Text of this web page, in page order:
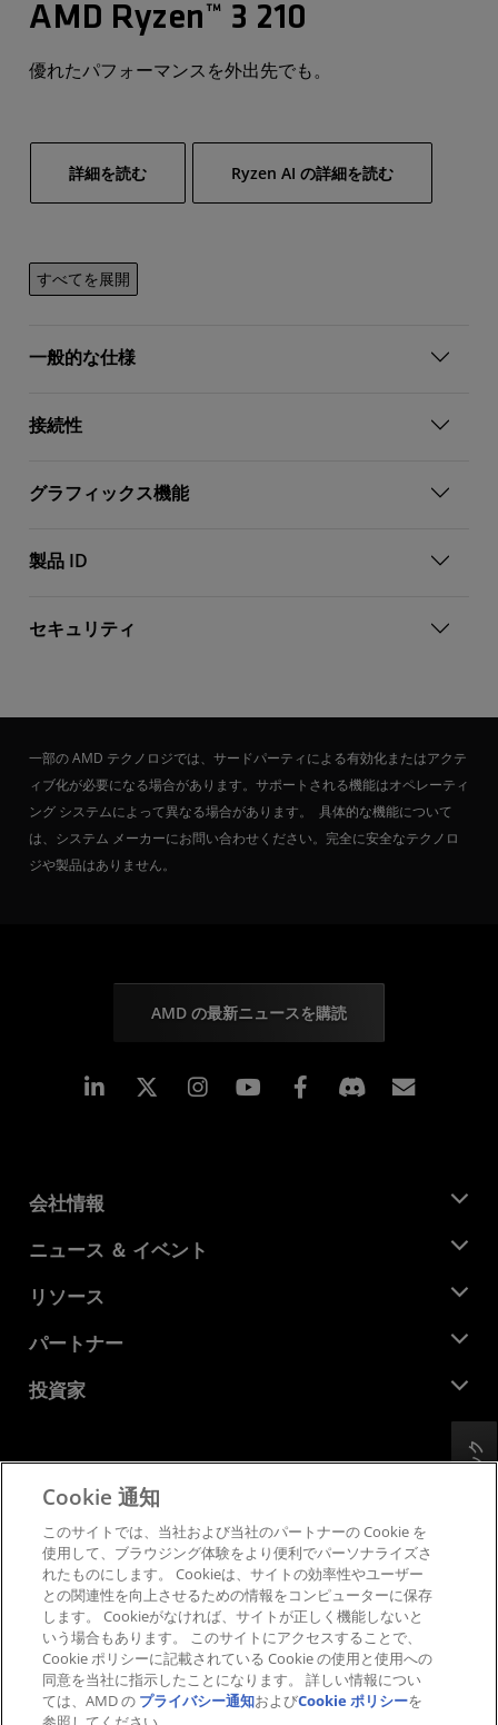
AMD Ryzen™ 3 210
優れたパフォーマンスを外出先でも。
詳細を読む Ryzen AI の詳細を読む
すべてを展開
一般的な仕様
接続性
グラフィックス機能
製品 ID
セキュリティ
一部の AMD テクノロジでは、サードパーティによる有効化またはアクテ
ィブ化が必要になる場合があります。サポートされる機能はオペレーティ
ング システムによって異なる場合があります。 具体的な機能について
は、システム メーカーにお問い合わせください。完全に安全なテクノロ
ジや製品はありません。
AMD の最新ニュースを購読
Linkedin Instagram Facebook
会社情報
AMD について
企業責任
キャリア
お問い合わせ
ニュース ＆ イベント
ニュースルーム
メディア ライブラリ
リソース
デベロッパー セントラル
ケース スタディ
パートナー
AMD パートナー ハブ
投資家
財務情報
取締役会
SEC 提出書類
プライバシー
商標
サプライ チェーンの透明性
公正でオープンな競争
英国税務戦略
Cookie ポリシー
Cookie の設定
フィードバック
Cookie 通知
このサイトでは、当社および当社のパートナーの Cookie を
使用して、ブラウジング体験をより便利でパーソナライズさ
れたものにします。 Cookieは、サイトの効率性やユーザー
との関連性を向上させるための情報をコンピューターに保存
します。 Cookieがなければ、サイトが正しく機能しないと
いう場合もあります。 このサイトにアクセスすることで、
Cookie ポリシーに記載されている Cookie の使用と使用への
同意を当社に指示したことになります。 詳しい情報につい
ては、AMD の プライバシー通知およびCookie ポリシーを